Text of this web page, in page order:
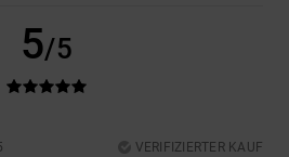
5/5
VERIFIZIERTER KAUF